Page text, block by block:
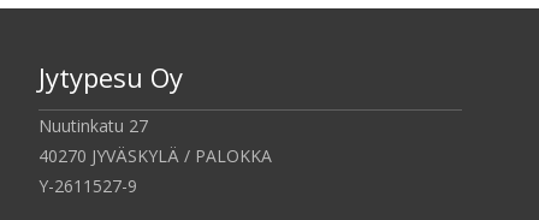
Jytypesu Oy
Nuutinkatu 27
40270 JYVÄSKYLÄ / PALOKKA
Y-2611527-9